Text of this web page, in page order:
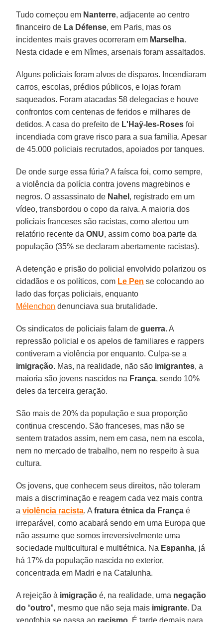
Tudo começou em Nanterre, adjacente ao centro
financeiro de La Défense, em Paris, mas os
incidentes mais graves ocorreram em Marselha.
Nesta cidade e em Nîmes, arsenais foram assaltados.
Alguns policiais foram alvos de disparos. Incendiaram
carros, escolas, prédios públicos, e lojas foram
saqueados. Foram atacadas 58 delegacias e houve
confrontos com centenas de feridos e milhares de
detidos. A casa do prefeito de L'Haÿ-les-Roses foi
incendiada com grave risco para a sua família. Apesar
de 45.000 policiais recrutados, apoiados por tanques.
De onde surge essa fúria? A faísca foi, como sempre,
a violência da polícia contra jovens magrebinos e
negros. O assassinato de Nahel , registrado em um
vídeo, transbordou o copo da raiva. A maioria dos
policiais franceses são racistas, como alertou um
relatório recente daONU, assim como boa parte da
população (35% se declaram abertamente racistas).
A detenção e prisão do policial envolvido polarizou os
cidadãos e os políticos, com Le Pen se colocando ao
lado das forças policiais, enquanto
Mélenchon denunciava sua brutalidade.
Os sindicatos de policiais falam deguerra. A
repressão policial e os apelos de familiares e rappers
contiveram a violência por enquanto. Culpa-se a
imigração. Mas, na realidade, não são imigrantes, a
maioria são jovens nascidos na França, sendo 10%
deles da terceira geração.
São mais de 20% da população e sua proporção
continua crescendo. São franceses, mas não se
sentem tratados assim, nem em casa, nem na escola,
nem no mercado de trabalho, nem no respeito à sua
cultura.
Os jovens, que conhecem seus direitos, não toleram
mais a discriminação e reagem cada vez mais contra
aviolência racista. Afratura étnica da França é
irreparável, como acabará sendo em uma Europa que
não assume que somos irreversivelmente uma
sociedade multicultural e multiétnica. Na Espanha, já
há 17% da população nascida no exterior,
concentrada em Madri e na Catalunha.
A rejeição à imigração é, na realidade, uma negação
do “outro”, mesmo que não seja mais imigrante. Da
xenofobia se passa ao racismo . É tarde demais para